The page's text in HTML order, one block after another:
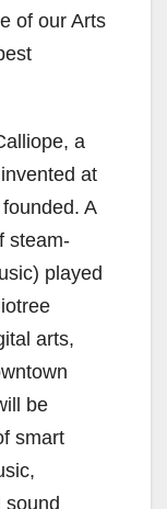
of our Arts
a
at
A
steam-
played
arts,
be
smart
sound